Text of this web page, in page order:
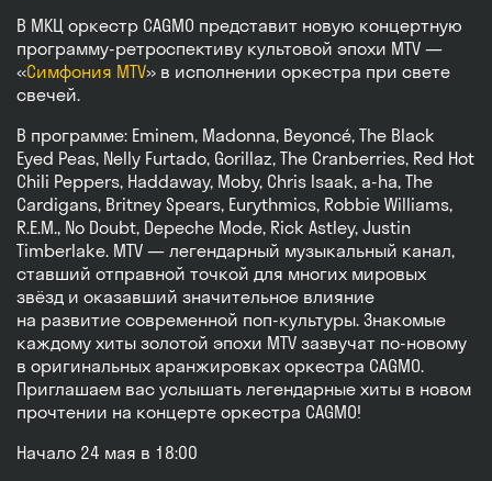
В МКЦ оркестр CAGMO представит новую концертную
программу-ретроспективу культовой эпохи MTV —
«Симфония MTV» в исполнении оркестра при свете
свечей.
В программе: Eminem, Madonna, Beyoncé, The Black
Eyed Peas, Nelly Furtado, Gorillaz, The Cranberries, Red Hot
Chili Peppers, Haddaway, Moby, Chris Isaak, a-ha, The
Cardigans, Britney Spears, Eurythmics, Robbie Williams,
R.E.M., No Doubt, Depeche Mode, Rick Astley, Justin
Timberlake. MTV — легендарный музыкальный канал,
ставший отправной точкой для многих мировых
звёзд и оказавший значительное влияние
на развитие современной поп-культуры. Знакомые
каждому хиты золотой эпохи MTV зазвучат по-новому
в оригинальных аранжировках оркестра CAGMO.
Приглашаем вас услышать легендарные хиты в новом
прочтении на концерте оркестра CAGMO!
Начало 24 мая в 18:00